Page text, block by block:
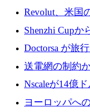
ユーロを超え
Revolut、米国
国の社長が語る
Shenzhi Cup
産業実装への
Doctorsa が旅
ラットフォー
ロを調達
送電網の制約
Envision の
Nscaleが14億
億1,100万ユー
ヨーロッパへ